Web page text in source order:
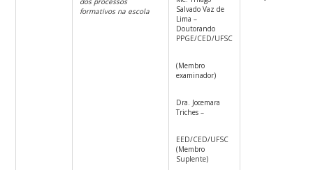
formativos na escola
Salvado Vaz de
Lima –
Doutorando
PPGE/CED/UFSC
(Membro
examinador)
Dra. Jocemara
Triches –
EED/CED/UFSC
(Membro
Suplente)